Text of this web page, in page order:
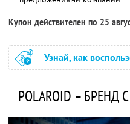
Купон действителен по 25
Узнай, как
POLAROID –